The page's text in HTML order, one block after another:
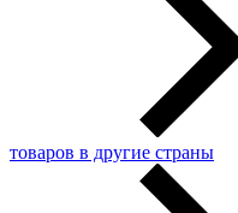
товаров в другие страны